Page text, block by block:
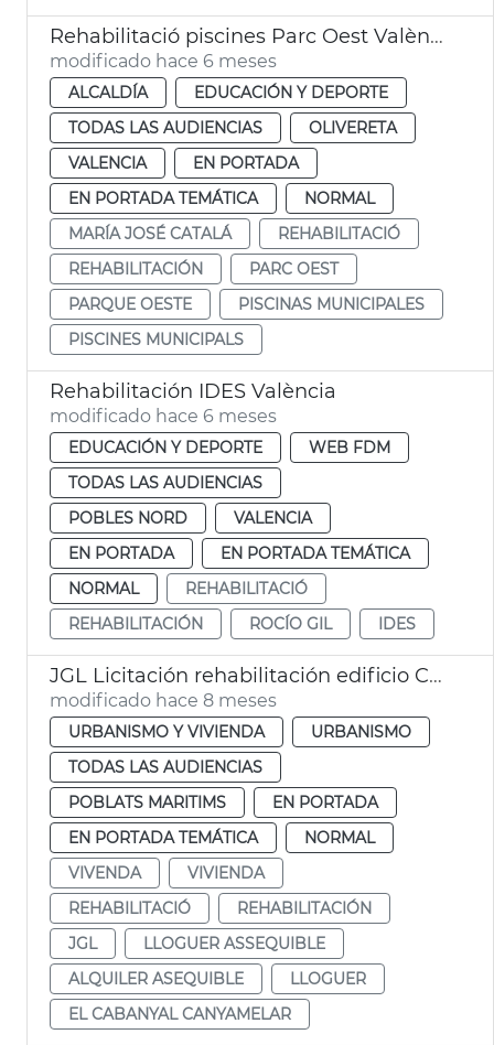
Rehabilitació piscines Parc Oest València
modificado hace 6 meses
ALCALDÍA
EDUCACIÓN Y DEPORTE
TODAS LAS AUDIENCIAS
OLIVERETA
VALENCIA
EN PORTADA
EN PORTADA TEMÁTICA
NORMAL
MARÍA JOSÉ CATALÁ
REHABILITACIÓ
REHABILITACIÓN
PARC OEST
PARQUE OESTE
PISCINAS MUNICIPALES
PISCINES MUNICIPALS
Rehabilitación IDES València
modificado hace 6 meses
EDUCACIÓN Y DEPORTE
WEB FDM
TODAS LAS AUDIENCIAS
POBLES NORD
VALENCIA
EN PORTADA
EN PORTADA TEMÁTICA
NORMAL
REHABILITACIÓ
REHABILITACIÓN
ROCÍO GIL IDES
JGL Licitación rehabilitación edificio Cabañal alquiler asequible València
modificado hace 8 meses
URBANISMO Y VIVIENDA
URBANISMO
TODAS LAS AUDIENCIAS
POBLATS MARITIMS
EN PORTADA
EN PORTADA TEMÁTICA
NORMAL
VIVENDA
VIVIENDA
REHABILITACIÓ
REHABILITACIÓN
JGL
LLOGUER ASSEQUIBLE
ALQUILER ASEQUIBLE
LLOGUER
EL CABANYAL CANYAMELAR